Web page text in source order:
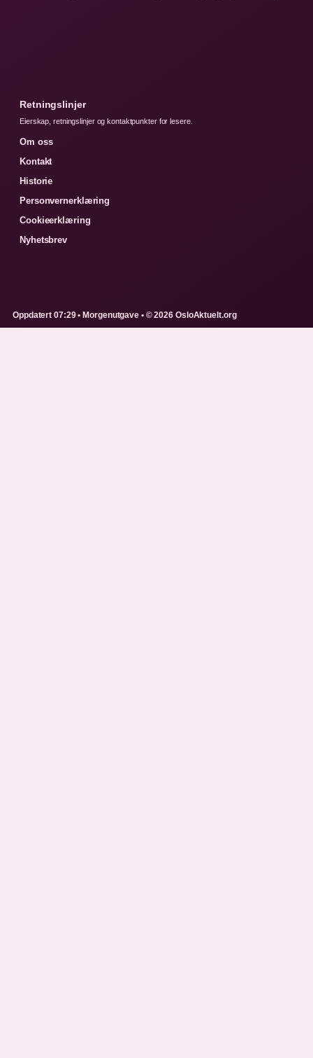
Retningslinjer
Eierskap, retningslinjer og kontaktpunkter for lesere.
Om oss
Kontakt
Historie
Personvernerklæring
Cookieerklæring
Nyhetsbrev
Oppdatert 07:29 • Morgenutgave • © 2026 OsloAktuelt.org